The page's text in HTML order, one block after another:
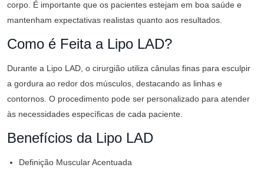
corpo. É importante que os pacientes estejam em boa saúde e
mantenham expectativas realistas quanto aos resultados.
Como é Feita a Lipo LAD?
Durante a Lipo LAD, o cirurgião utiliza cânulas finas para esculpir
a gordura ao redor dos músculos, destacando as linhas e
contornos. O procedimento pode ser personalizado para atender
às necessidades específicas de cada paciente.
Benefícios da Lipo LAD
Definição Muscular Acentuada